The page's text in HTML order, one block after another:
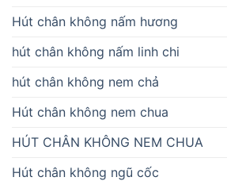
Hút chân không nấm hương
hút chân không nấm linh chi
hút chân không nem chả
Hút chân không nem chua
HÚT CHÂN KHÔNG NEM CHUA
Hút chân không ngũ cốc